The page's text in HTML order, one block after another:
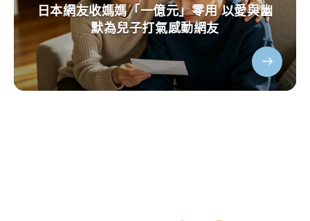
日本網友收媽媽「一億元」零用 以愛與幽
默為兒子打氣感動網友